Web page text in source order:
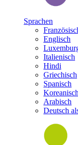
Sprachen
Englisch
Italienisch
Hindi
Griechisch
Spanisch
Koreanisch
Arabisch
Deutsch